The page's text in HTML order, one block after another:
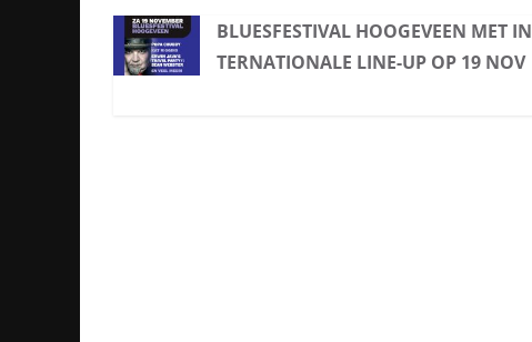
BLUESFESTIVAL HOOGEVEEN MET IN
TERNATIONALE LINE-UP OP 19 NOV